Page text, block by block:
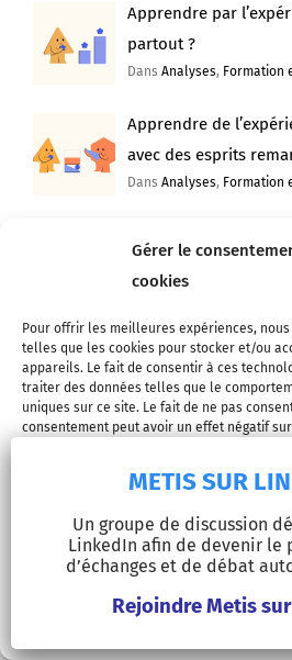
Gérer le
cookies
Pour offrir les meilleures expériences,
telles que les cookies pour stocker et/ou
appareils. Le fait de consentir à ces
traiter des données telles que le
uniques sur ce site. Le fait de ne pas
consentement peut avoir un effet négatif
Refuser
Voir les
partout ?
DansAnalyses
avec des esprits
Dans Analyses,Formation
d’action et de
Le panorama
système français
formation
DansAnalyses ,Formation
Bibliothèque
METIS SUR
Un groupe de discussion
LinkedIn afin de devenir le
d’échanges et de débat
Rejoindre Metis